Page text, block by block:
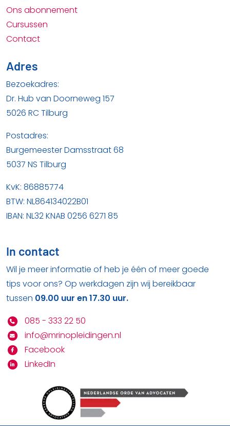
Ons abonnement
Cursussen
Contact
Adres
Bezoekadres:
Dr. Hub van Doorneweg 157
5026 RC Tilburg
Postadres:
Burgemeester Damsstraat 68
5037 NS Tilburg
KvK: 86885774
BTW: NL864134022B01
IBAN: NL32 KNAB 0256 6271 85
In contact
Wil je meer informatie of heb je één of meer goede
tips voor ons? Op werkdagen zijn wij bereikbaar
tussen 09.00 uur en 17.30 uur.
085 - 333 22 50
info@mrinopleidingen.nl
Facebook
LinkedIn